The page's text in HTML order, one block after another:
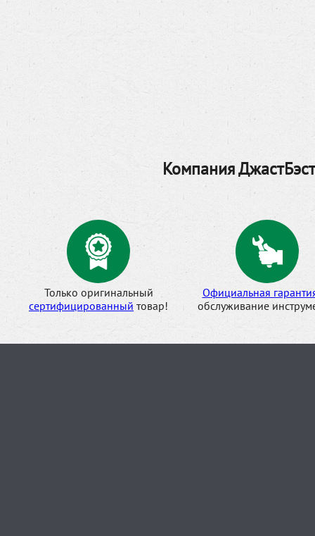
Компания
Только оригинальный
сертифицированный товар!
Официальная
обслуживание